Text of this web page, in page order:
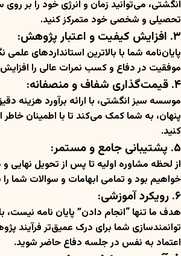
انگشتی، می‌توانید زمان و انرژی خود را بر
تحصیلی و شخصی خود متمرکز کنید.
۳. افزایش کیفیت و اعتبار پژوهش:
پایان‌نامه شما با بالاترین استانداردهای
موفقیت در دفاع و کسب نمرات عالی را
۴. قیمت‌گذاری شفاف و منصفانه:
موسسه سبز انگشتی، با ارائه برآورد هزینه
پنهان، به شما کمک می‌کند تا با اطمینان
کنید.
۵. پشتیبانی جامع و مستمر:
از لحظه مشاوره اولیه تا پس از تحویل نهایی و
خواهیم بود و تمامی ابهامات و سوالات شما
۶. رویکرد آموزشی:
هدف ما تنها “انجام دادن” پایان نامه نیست،
توانمندسازی شما برای درک عمیق‌تر فرآیند
اعتماد به نفس در جلسه دفاع حاضر شوید.